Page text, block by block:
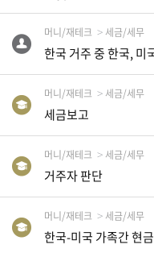
K
미
속
상
호
비
머니/재테크 세금/세무
한국 거주 중 한국, 미
머니/재테크 세금/세무
세금보고
머니/재테크 세금/세무
거주자 판단
머니/재테크 세금/세무
한국-미국 가족간 현